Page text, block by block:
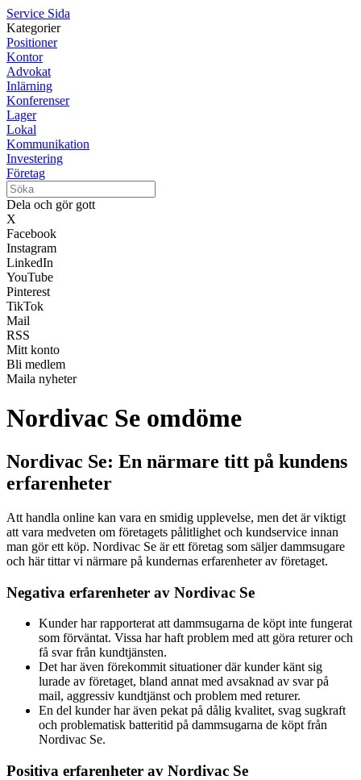
Service Sida
Kategorier
Positioner
Kontor
Advokat
Inlärning
Konferenser
Lager
Lokal
Kommunikation
Investering
Företag
Dela och gör gott
X
Facebook
Instagram
LinkedIn
YouTube
Pinterest
TikTok
Mail
RSS
Mitt konto
Bli medlem
Maila nyheter
Nordivac Se omdöme
Nordivac Se: En närmare titt på kundens
erfarenheter
Att handla online kan vara en smidig upplevelse, men det är viktigt
att vara medveten om företagets pålitlighet och kundservice innan
man gör ett köp. Nordivac Se är ett företag som säljer dammsugare
och här tittar vi närmare på kundernas erfarenheter av företaget.
Negativa erfarenheter av Nordivac Se
Kunder har rapporterat att dammsugarna de köpt inte fungerat
som förväntat. Vissa har haft problem med att göra returer och
få svar från kundtjänsten.
Det har även förekommit situationer där kunder känt sig
lurade av företaget, bland annat med avsaknad av svar på
mail, aggressiv kundtjänst och problem med returer.
En del kunder har även pekat på dålig kvalitet, svag sugkraft
och problematisk batteritid på dammsugarna de köpt från
Nordivac Se.
Positiva erfarenheter av Nordivac Se